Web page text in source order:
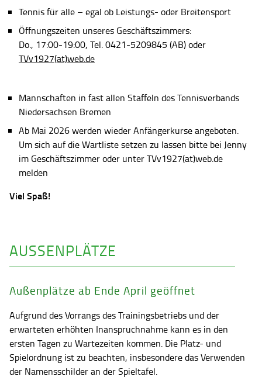
Tennis für alle – egal ob Leistungs- oder Breitensport
Öffnungszeiten unseres Geschäftszimmers:
Do., 17:00-19:00, Tel. 0421-5209845 (AB) oder
TVv1927(at)web.de
Mannschaften in fast allen Staffeln des Tennisverbands
Niedersachsen Bremen
Ab Mai 2026 werden wieder Anfängerkurse angeboten.
Um sich auf die Wartliste setzen zu lassen bitte bei Jenny
im Geschäftszimmer oder unter TVv1927(at)web.de
melden
Viel Spaß!
AUSSENPLÄTZE
Außenplätze ab Ende April geöffnet
Aufgrund des Vorrangs des Trainingsbetriebs und der
erwarteten erhöhten Inanspruchnahme kann es in den
ersten Tagen zu Wartezeiten kommen. Die Platz- und
Spielordnung ist zu beachten, insbesondere das Verwenden
der Namensschilder an der Spieltafel.